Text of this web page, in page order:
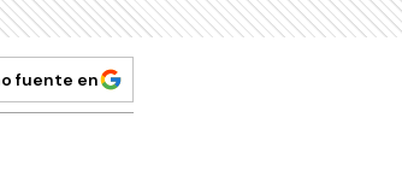
fuente en